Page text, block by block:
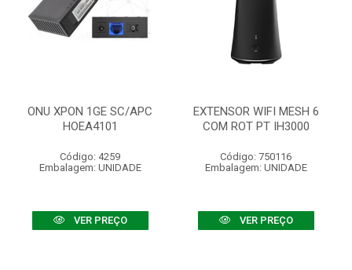
ONU XPON 1GE SC/APC
HOEA4101
Código: 4259
Embalagem: UNIDADE
VER PREÇO
EXTENSOR WIFI MESH 6
COM ROT PT IH3000
Código: 750116
Embalagem: UNIDADE
VER PREÇO